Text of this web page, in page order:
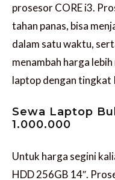
prosesor CORE i3.
tahan panas, bisa
dalam satu waktu,
menambah harga
laptop dengan tingkat
Sewa Laptop
1.000.000
Untuk harga segini
HDD 256GB 14″.